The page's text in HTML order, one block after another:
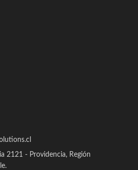
2121 - Providencia, Región